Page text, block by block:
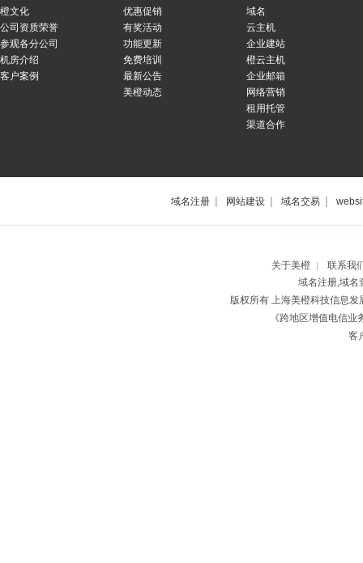
橙文化
公司资质荣誉
参观各分公司
机房介绍
客户案例
优惠促销
有奖活动
功能更新
免费培训
最新公告
美橙动态
域名
云主机
企业建站
橙云主机
企业邮箱
网络营销
租用托管
渠道合作
域名注册 | 网站建设 | 域名交易 |
关于美橙 |
联系我
域名注册,域名
版权所有 上海美橙科技信息
《跨地区增值电信
客